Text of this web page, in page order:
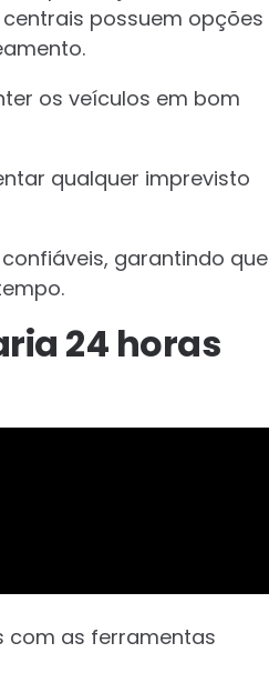
possuem opções
os veículos em bom
qualquer imprevisto
garantindo que
24 horas
com as ferramentas